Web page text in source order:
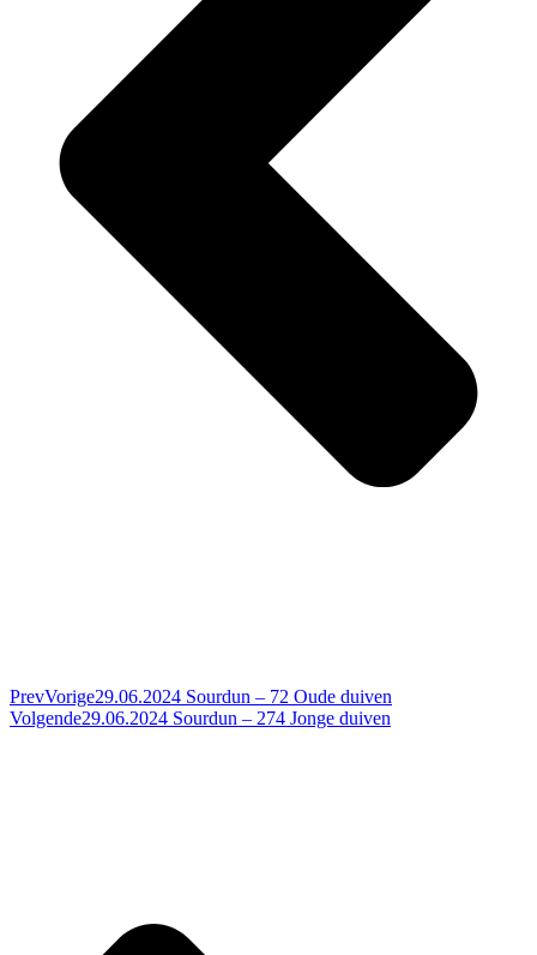
PrevVorige29.06.2024 Sourdun – 72 Oude duiven
Volgende29.06.2024 Sourdun – 274 Jonge duiven